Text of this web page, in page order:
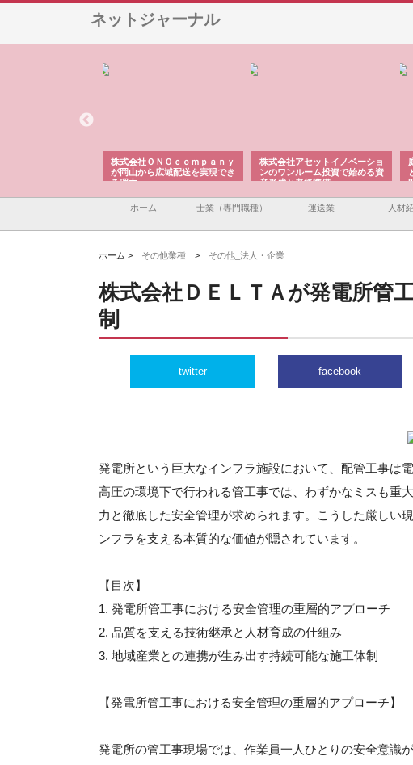
ネットジャーナル
株式会社ＯＮＯｃｏｍｐａｎｙ
が岡山から広域配送を実現でき
る理由
株式会社アセットイノベーショ
ンのワンルーム投資で始める資
産形成と老後準備
ホーム 士業（専門職種） 運送業 人材
ホーム > その他業種 > その他_法人・企業
株式会社ＤＥＬＴＡが発電所管
制
twitter facebook
発電所という巨大なインフラ施設において、配管工事は
高圧の環境下で行われる管工事では、わずかなミスも重
力と徹底した安全管理が求められます。こうした厳しい
ンフラを支える本質的な価値が隠されています。
【目次】
1. 発電所管工事における安全管理の重層的アプローチ
2. 品質を支える技術継承と人材育成の仕組み
3. 地域産業との連携が生み出す持続可能な施工体制
【発電所管工事における安全管理の重層的アプローチ】
発電所の管工事現場では、作業員一人ひとりの安全意識